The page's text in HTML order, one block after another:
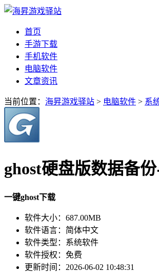
首页
手游下载
手机软件
电脑软件
文章资讯
当前位置： 海昇游戏驿站 > 电脑软件 > 系
ghost硬盘版数据备
一键ghost下载
软件大小： 687.00MB
软件语言： 简体中文
软件类型： 系统软件
软件授权： 免费
更新时间： 2026-06-02 10:48:31